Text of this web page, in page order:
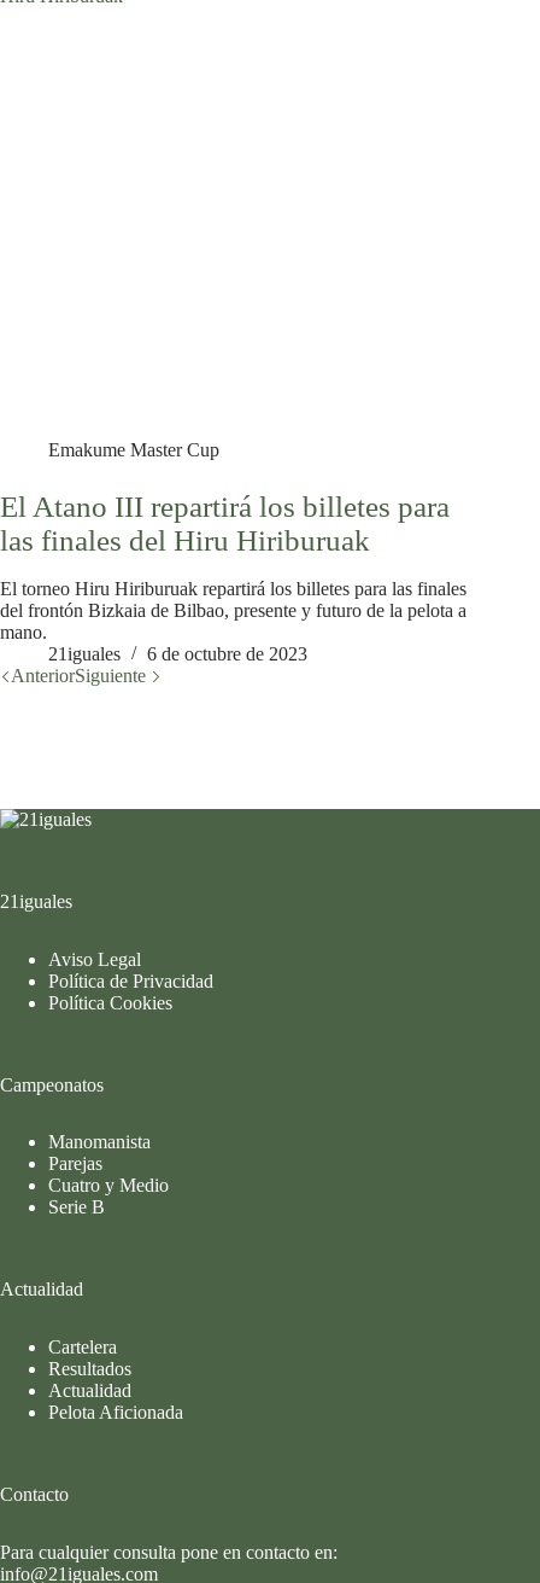
Emakume Master Cup
El Atano III repartirá los billetes para
las finales del Hiru Hiriburuak
El torneo Hiru Hiriburuak repartirá los billetes para las finales
del frontón Bizkaia de Bilbao, presente y futuro de la pelota a
mano.
21iguales
6 de octubre de 2023
AnteriorSiguiente
21iguales
Aviso Legal
Política de Privacidad
Política Cookies
Campeonatos
Manomanista
Parejas
Cuatro y Medio
Serie B
Actualidad
Cartelera
Resultados
Actualidad
Pelota Aficionada
Contacto
Para cualquier consulta pone en contacto en:
info@21iguales.com